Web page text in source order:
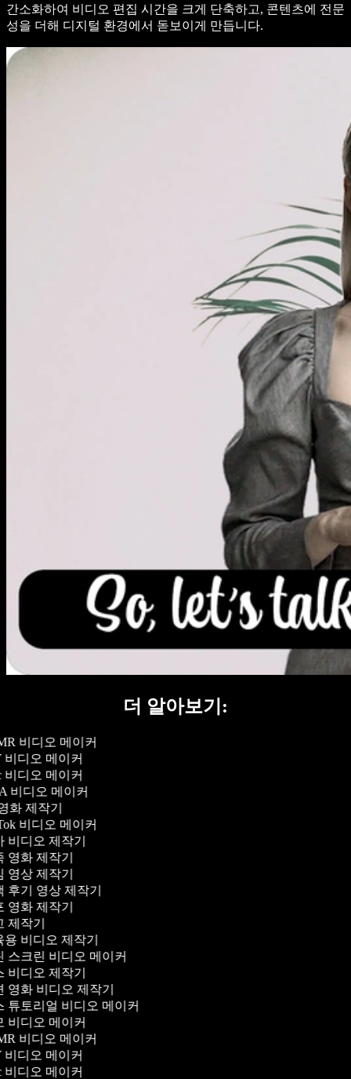
간소화하여 비디오 편집 시간을 크게 단축하고, 콘텐츠에 전문
성을 더해 디지털 환경에서 돋보이게 만듭니다.
더 알아보기:
비디오 메이커
디오 메이커
비디오 메이커
비디오 메이커
화 제작기
비디오 메이커
비디오 제작기
영화 제작기
영상 제작기
후기 영상 제작기
영화 제작기
제작기
비디오 제작기
스크린 비디오 메이커
비디오 제작기
영화 비디오 제작기
튜토리얼 비디오 메이커
비디오 메이커
비디오 메이커
디오 메이커
비디오 메이커